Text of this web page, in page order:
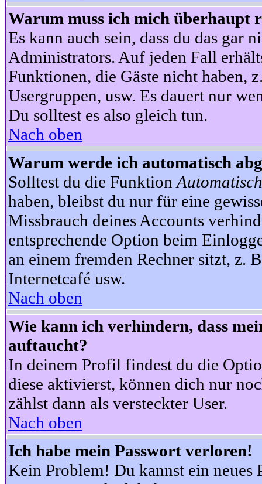
Warum muss ich mich überhaupt
Es kann auch sein, dass du das gar
Administrators. Auf jeden Fall
Funktionen, die Gäste nicht haben,
Usergruppen, usw. Es dauert nur
Du solltest es also gleich tun.
Nach oben
Warum werde ich automatisch
Solltest du die Funktion
haben, bleibst du nur für eine
Missbrauch deines Accounts
entsprechende Option beim
an einem fremden Rechner sitzt, z.
Internetcafé usw.
Nach oben
Wie kann ich verhindern, dass
auftaucht?
In deinem Profil findest du die
diese aktivierst, können dich nur
zählst dann als versteckter User.
Nach oben
Ich habe mein Passwort verloren!
Kein Problem! Du kannst ein neues